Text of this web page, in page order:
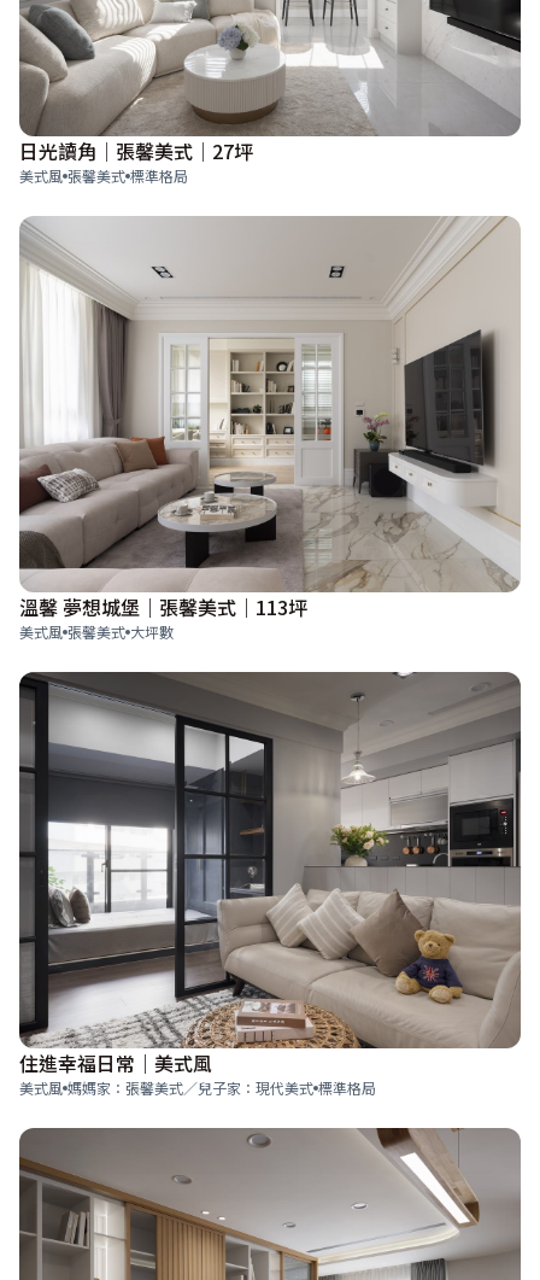
日光讀角│張馨美式│27坪
美式風 張馨美式 標準格局
溫馨 夢想城堡｜張馨美式｜113坪
美式風 張馨美式 大坪數
住進幸福日常｜美式風
美式風 媽媽家：張馨美式／兒子家：現代美式 標準格局